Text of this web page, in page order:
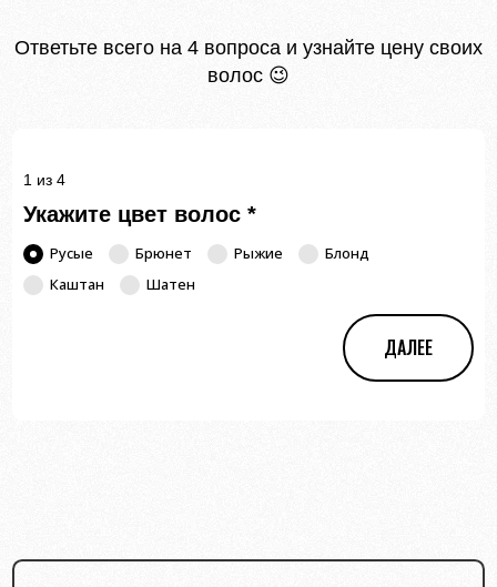
Ответьте всего на 4 вопроса и узнайте цену своих
волос 😉
1 из 4
Укажите цвет волос*
Русые Брюнет Рыжие
Блонд
Каштан
Шатен
ДАЛЕЕ